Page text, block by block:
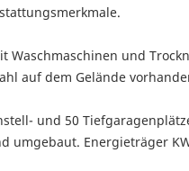
Waschmaschinen und
auf dem Gelände
und 50
umgebaut. Energieträger